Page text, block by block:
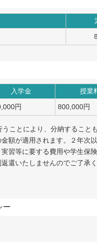
入学金 授業
円 800,000円
ことにより、分納することも
額が適用されます。２年次
習等に要する費用や学生保
還いたしませんのでご了承
ー